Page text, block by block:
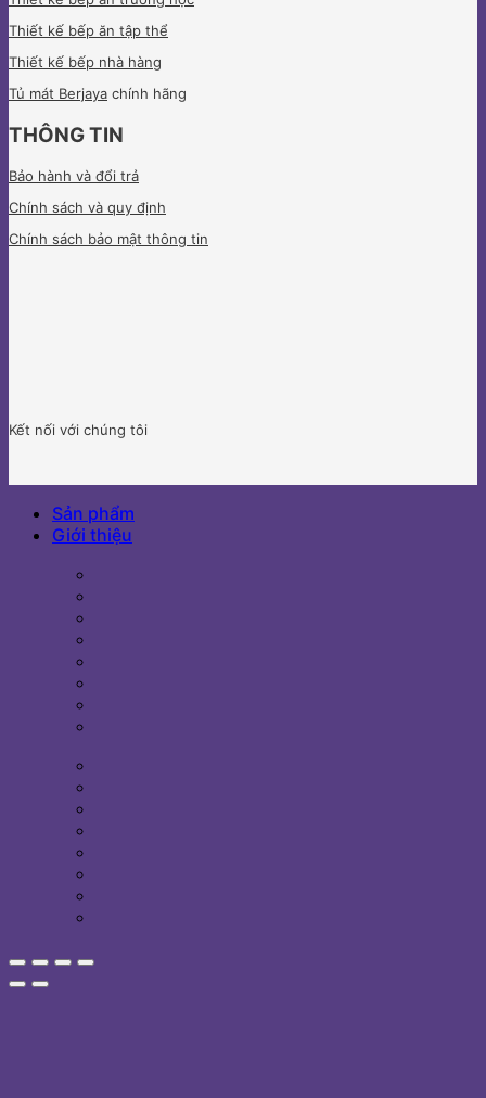
Thiết kế bếp ăn tập thể
Thiết kế bếp nhà hàng
Tủ mát Berjaya chính hãng
THÔNG TIN
Bảo hành và đổi trả
Chính sách và quy định
Chính sách bảo mật thông tin
Kết nối với chúng tôi
Sản phẩm
Giới thiệu